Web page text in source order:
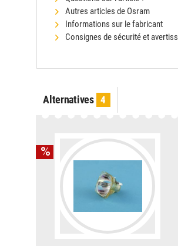
Autres articles de Osram
Informations sur le fabricant
Consignes de sécurité et
Alternatives 4